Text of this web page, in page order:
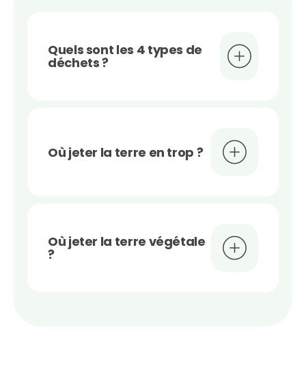
Quels sont les 4 types de
déchets ?
Où jeter la terre en trop ?
Où jeter la terre végétale
?